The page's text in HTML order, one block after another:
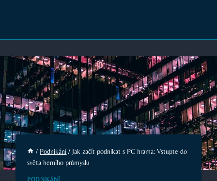
/ Podnikání / Jak začít podnikat s PC hrama: Vstupte do
světa herního průmyslu
PODNIKÁNÍ